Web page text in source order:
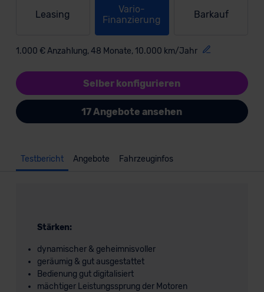
Leasing
Vario-
Finanzierung
Barkauf
1.000 € Anzahlung, 48 Monate, 10.000 km/Jahr
Selber konfigurieren
17 Angebote ansehen
Testbericht Angebote Fahrzeuginfos
Stärken:
dynamischer & geheimnisvoller
geräumig & gut ausgestattet
Bedienung gut digitalisiert
mächtiger Leistungssprung der Motoren